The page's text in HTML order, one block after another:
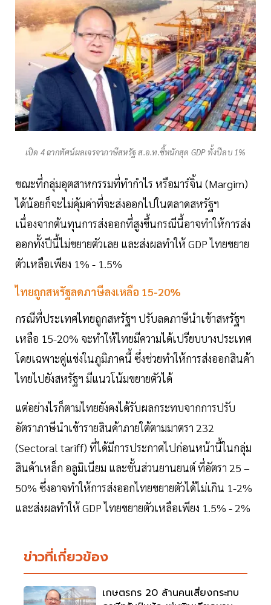
เปิด 4 ฉากทัศน์ผลเจรจาภาษีสหรัฐ ส.อ.ท.ชี้หนักสุด GDP ทั้งปีลบ 1%
ขณะที่กลุ่มอุตสาหกรรมที่ทำกำไร หรือมาร์จิ้น (Margim)
ได้น้อยก็จะไม่คุ้มค่าที่จะส่งออกไปในตลาดสหรัฐฯ
เนื่องจากต้นทุนการส่งออกที่สูงขึ้นกรณีนี้อาจทำให้การส่ง
ออกทั้งปีนี้ไม่ขยายตัวเลย และส่งผลทำให้ GDP ไทยขยาย
ตัวเหลือเพียง 1% - 1.5%
ไทยถูกสหรัฐลดภาษีลงเหลือ 15-20%
กรณีที่ประเทศไทยถูกสหรัฐฯ ปรับลดภาษีนำเข้าสหรัฐฯ
เหลือ 15-20% จะทำให้ไทยมีความได้เปรียบบางประเทศ
โดยเฉพาะคู่แข่งในภูมิภาคนี้ ซึ่งช่วยทำให้การส่งออกสินค้า
ไทยไปยังสหรัฐฯ มีแนวโน้มขยายตัวได้
แต่อย่างไรก็ตามไทยยังคงได้รับผลกระทบจากการปรับ
อัตราภาษีนำเข้ารายสินค้าภายใต้ตามมาตรา 232
(Sectoral tariff) ที่ได้มีการประกาศไปก่อนหน้านี้ในกลุ่ม
สินค้าเหล็ก อลูมิเนียม และชั้นส่วนยานยนต์ ที่อัตรา 25 –
50% ซึ่งอาจทำให้การส่งออกไทยขยายตัวได้ไม่เกิน 1-2%
และส่งผลทำให้ GDP ไทยขยายตัวเหลือเพียง 1.5% - 2%
ข่าวที่เกี่ยวข้อง
เกษตรกร 20 ล้านคนเสี่ยงกระทบ